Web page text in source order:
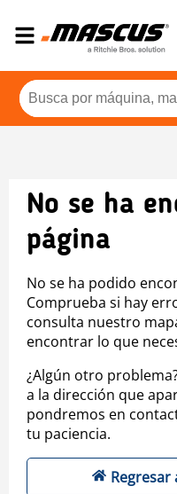
No se ha
página
No se ha podido
Comprueba si hay
consulta nuestro
encontrar lo que
¿Algún otro
a la dirección que
pondremos en
tu paciencia.
Regresar